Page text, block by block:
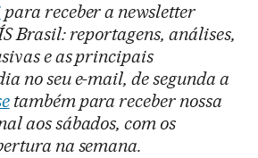
para receber a newsletter
Brasil: reportagens, análises,
e as principais
no seu e-mail, de segunda a
também para receber nossa
aos sábados, com os
na semana.